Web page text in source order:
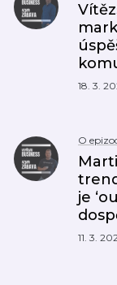
18. 3.
O
je
11. 3.